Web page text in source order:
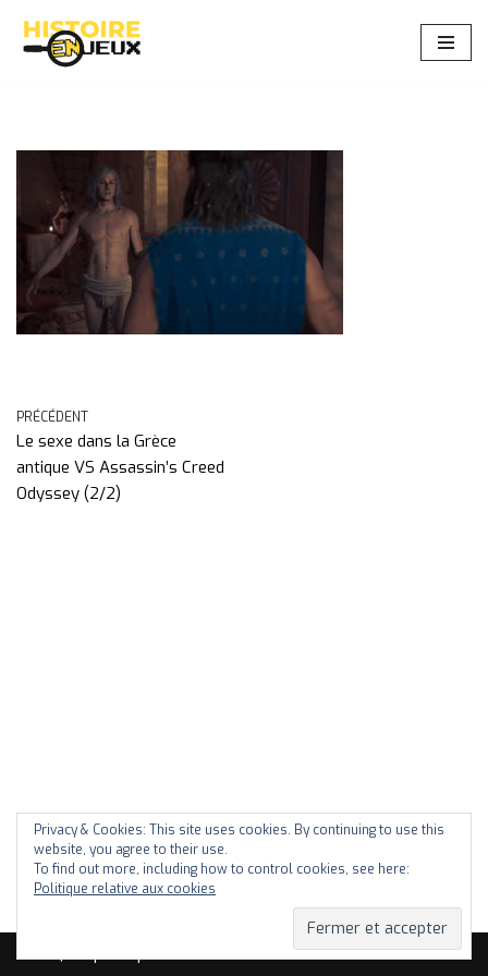
Aller
PRÉCÉDENT
Le sexe dans la Grèce
antique VS Assassin’s Creed
Odyssey (2/2)
Neve| Propulsé parWordPress
Privacy & Cookies: This site uses cookies. By continuing to use this
website, you agree to their use.
To find out more, including how to control cookies, see here:
Politique relative aux cookies